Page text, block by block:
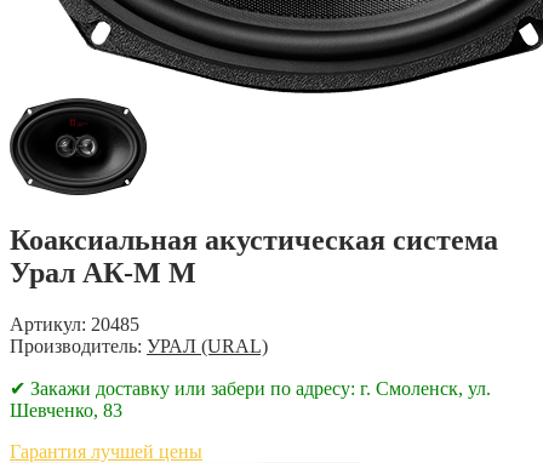
Коаксиальная акустическая система
Урал АК-M М
Артикул: 20485
Производитель: УРАЛ (URAL)
✔ Закажи доставку или забери по адресу: г. Смоленск, ул.
Шевченко, 83
Гарантия лучшей цены